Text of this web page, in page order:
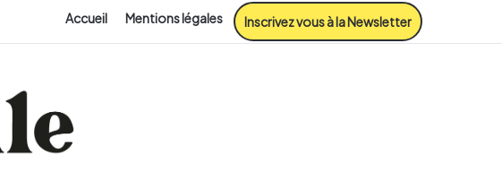
Accueil Mentions légales Inscrivez vous à la Newsletter